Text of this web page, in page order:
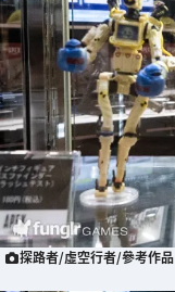
探路者/虛空行者/參考作品